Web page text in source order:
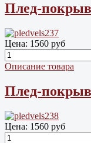
Плед-
Цена: 1560 руб
Описание товара
Плед-
Цена: 1560 руб